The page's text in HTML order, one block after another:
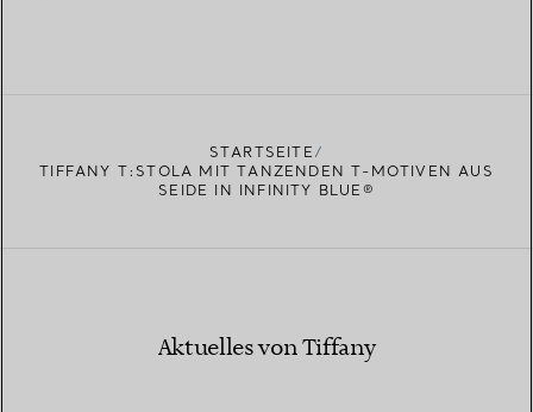
STARTSEITE
TIFFANY T:STOLA MIT TANZENDEN T-MOTIVEN AUS
SEIDE IN INFINITY BLUE®
Aktuelles von Tiffany